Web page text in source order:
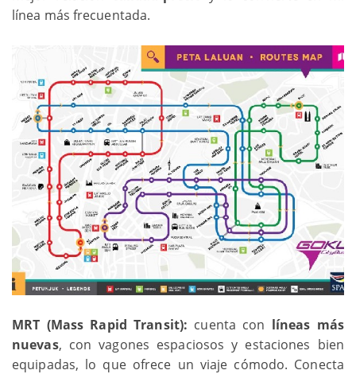
línea más frecuentada.
MRT (Mass Rapid Transit): cuenta con líneas más
nuevas, con vagones espaciosos y estaciones bien
equipadas, lo que ofrece un viaje cómodo. Conecta